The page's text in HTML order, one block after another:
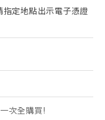
定地點出示電子憑證
次全購買!